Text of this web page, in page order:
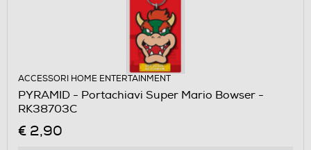
ACCESSORI HOME ENTERTAINMENT
PYRAMID - Portachiavi Super Mario Bowser -
RK38703C
€ 2,90